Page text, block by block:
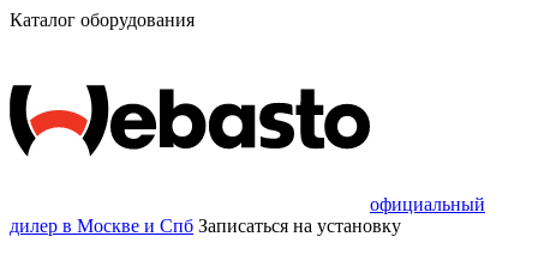
Каталог оборудования
официальный
дилер в Москве и Спб Записаться на установку